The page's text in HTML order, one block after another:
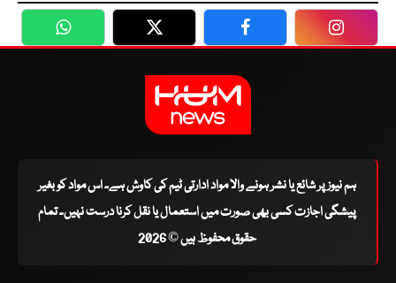
WhatsApp Twitter Facebook
ہم نیوز پر شائع یا نشر ہونے والا مواد ادارتی ٹیم کی کاوش ہے۔ اس مواد کو بغیر
پیشگی اجازت کسی بھی صورت میں استعمال یا نقل کرنا درست نہیں۔ تمام
حقوق محفوظ ہیں © 2026